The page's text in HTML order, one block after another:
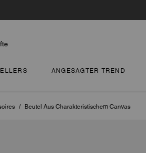
ANGESAGTER TREND
/ Beutel Aus Charakteristischem Canvas